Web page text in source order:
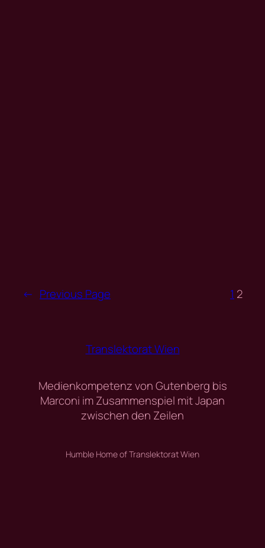
← Previous Page 1 2
Translektorat Wien
Medienkompetenz von Gutenberg bis
Marconi im Zusammenspiel mit Japan
zwischen den Zeilen
Humble Home of Translektorat Wien